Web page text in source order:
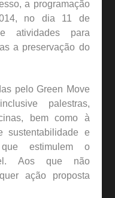
a programação
no dia 11 de
atividades para
a preservação do
pelo Green Move
palestras,
bem como à
sustentabilidade e
estimulem o
Aos que não
ação proposta